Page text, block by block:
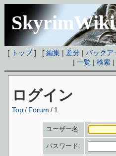
[ トップ] [編集 | 差分 |バックア
|一覧 |検索
ログイン
Top / Forum / 1
ユーザー名:
パスワード: